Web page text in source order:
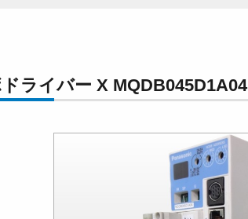
ライバー X MQDB045D1A04